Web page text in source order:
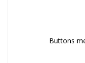
Buttons